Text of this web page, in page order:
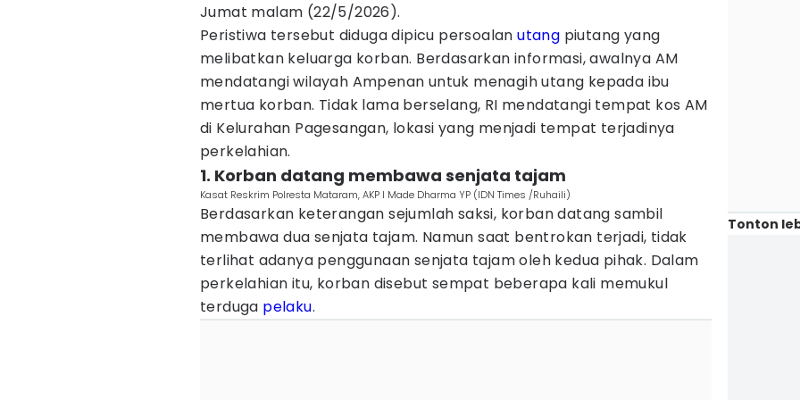
Jumat malam (22/5/2026).
Peristiwa tersebut diduga dipicu persoalanutang piutang yang
melibatkan keluarga korban. Berdasarkan informasi, awalnya AM
mendatangi wilayah Ampenan untuk menagih utang kepada ibu
mertua korban. Tidak lama berselang, RI mendatangi tempat kos AM
di Kelurahan Pagesangan, lokasi yang menjadi tempat terjadinya
perkelahian.
1. Korban datang membawa senjata tajam
Kasat Reskrim Polresta Mataram, AKP I Made Dharma YP (IDN Times /Ruhaili)
Berdasarkan keterangan sejumlah saksi, korban datang sambil
membawa dua senjata tajam. Namun saat bentrokan terjadi, tidak
terlihat adanya penggunaan senjata tajam oleh kedua pihak. Dalam
perkelahian itu, korban disebut sempat beberapa kali memukul
terduga pelaku.
Tonton